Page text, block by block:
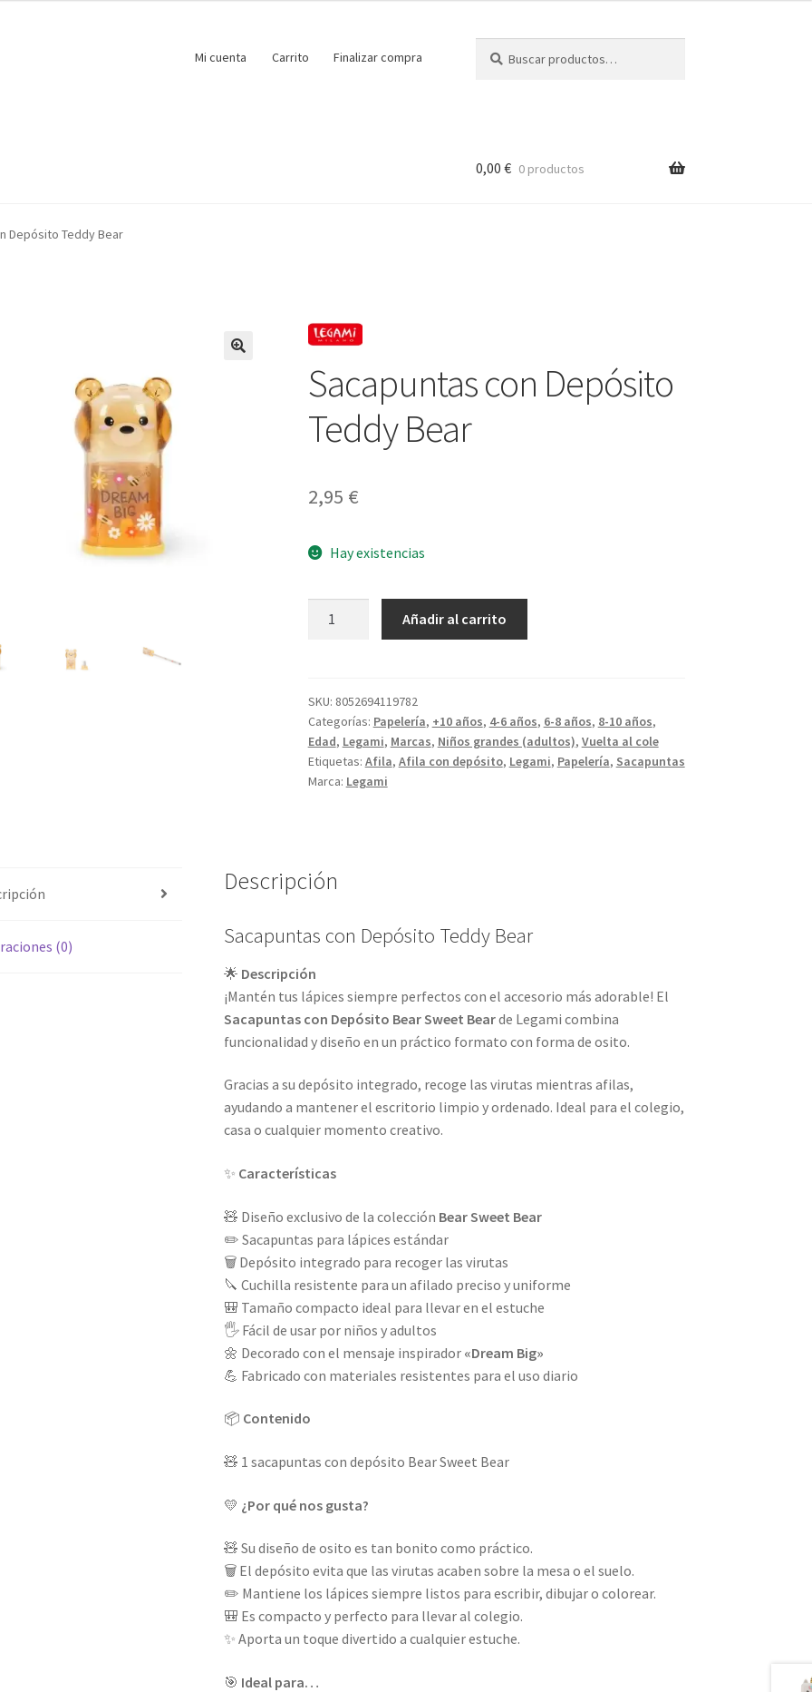
Mi cuenta Carrito Finalizar compra
por:
0,00 € 0 productos
Depósito Teddy Bear
Sacapuntas con Depósito
Teddy Bear
2,95 €
Hay existencias
Bear
cantidad
Añadir al carrito
SKU: 8052694119782
Categorías: Papelería, +10 años, 4-6 años, 6-8 años, 8-10 años,
Edad, Legami, Marcas, Niños grandes (adultos), Vuelta al cole
Etiquetas: Afila, Afila con depósito, Legami, Papelería, Sacapuntas
Marca: Legami
(0)
Descripción
Sacapuntas con Depósito Teddy Bear
🌟 Descripción
¡Mantén tus lápices siempre perfectos con el accesorio más adorable! El
Sacapuntas con Depósito Bear Sweet Bearde Legami combina
funcionalidad y diseño en un práctico formato con forma de osito.
Gracias a su depósito integrado, recoge las virutas mientras afilas,
ayudando a mantener el escritorio limpio y ordenado. Ideal para el colegio,
casa o cualquier momento creativo.
✨ Características
🧸 Diseño exclusivo de la colección Bear Sweet Bear
✏️ Sacapuntas para lápices estándar
🗑️ Depósito integrado para recoger las virutas
🔪 Cuchilla resistente para un afilado preciso y uniforme
🎒 Tamaño compacto ideal para llevar en el estuche
🖐️ Fácil de usar por niños y adultos
🌼 Decorado con el mensaje inspirador «Dream Big»
💪 Fabricado con materiales resistentes para el uso diario
📦 Contenido
🧸 1 sacapuntas con depósito Bear Sweet Bear
💛 ¿Por qué nos gusta?
🧸 Su diseño de osito es tan bonito como práctico.
🗑️ El depósito evita que las virutas acaben sobre la mesa o el suelo.
✏️ Mantiene los lápices siempre listos para escribir, dibujar o colorear.
🎒 Es compacto y perfecto para llevar al colegio.
✨ Aporta un toque divertido a cualquier estuche.
🎯 Ideal para…